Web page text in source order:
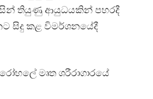
තියුණු ආයුධයකින් පහරදී
සිදු කළ විමර්ශනයේදී
මෘත ශරීරාගාරයේ